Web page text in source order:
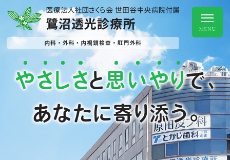
やさ しさと思いやりで、
あなたに寄り添う。